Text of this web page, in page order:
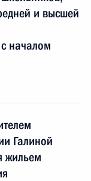
и высшей
началом
Галиной
жильем